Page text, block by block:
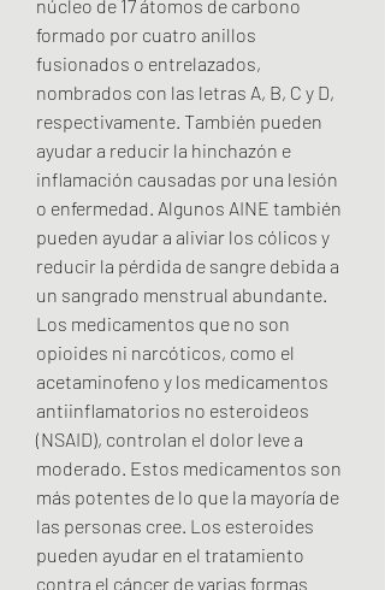
núcleo de 17 átomos de carbono
formado por cuatro anillos
fusionados o entrelazados,
nombrados con las letras A, B, C y D,
respectivamente. También pueden
ayudar a reducir la hinchazón e
inflamación causadas por una lesión
o enfermedad. Algunos AINE también
pueden ayudar a aliviar los cólicos y
reducir la pérdida de sangre debida a
un sangrado menstrual abundante.
Los medicamentos que no son
opioides ni narcóticos, como el
acetaminofeno y los medicamentos
antiinflamatorios no esteroideos
(NSAID), controlan el dolor leve a
moderado. Estos medicamentos son
más potentes de lo que la mayoría de
las personas cree. Los esteroides
pueden ayudar en el tratamiento
contra el cáncer de varias formas